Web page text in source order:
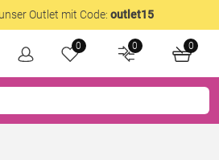
Outlet mit Code: outlet15
0 0 0